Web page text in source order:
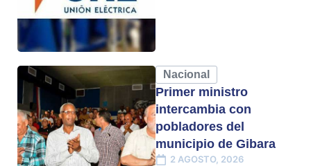
Nacional
Primer ministro
intercambia con
pobladores del
municipio de Gibara
2 AGOSTO, 2026